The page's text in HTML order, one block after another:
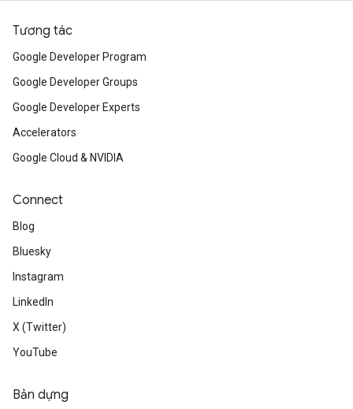
Tương tác
Google Developer Program
Google Developer Groups
Google Developer Experts
Accelerators
Google Cloud & NVIDIA
Connect
Blog
Bluesky
Instagram
LinkedIn
X (Twitter)
YouTube
Bản dựng